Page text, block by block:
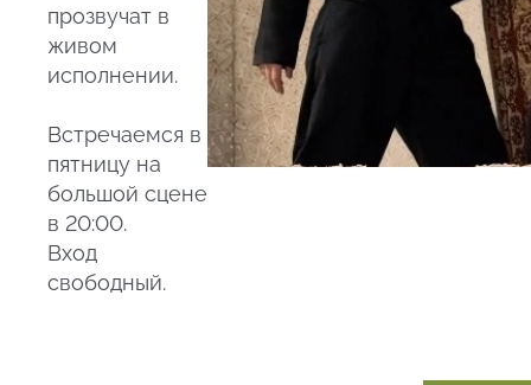
прозвучат в
живом
исполнении.
Встречаемся в
пятницу на
большой сцене
в 20:00.
Вход
свободный.